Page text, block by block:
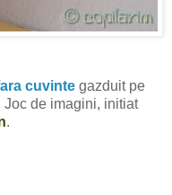
cuvinte gazduit pe
Joc de imagini, initiat
.